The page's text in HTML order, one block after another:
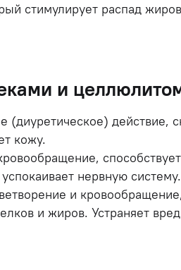
стимулирует распад
и
действие,
кожу.
нервную систему.
и
и жиров. Устраняет